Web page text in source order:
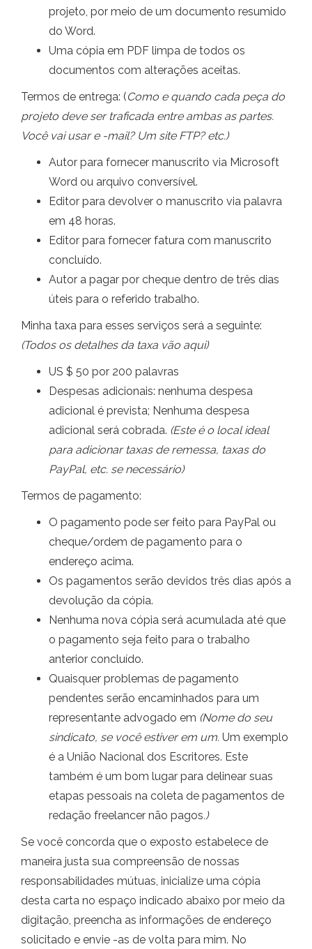
projeto, por meio de um documento resumido
do Word.
Uma cópia em PDF limpa de todos os
documentos com alterações aceitas.
Termos de entrega: (Como e quando cada peça do
projeto deve ser traficada entre ambas as partes.
Você vai usar e -mail? Um site FTP? etc.)
Autor para fornecer manuscrito via Microsoft
Word ou arquivo conversível.
Editor para devolver o manuscrito via palavra
em 48 horas.
Editor para fornecer fatura com manuscrito
concluído.
Autor a pagar por cheque dentro de três dias
úteis para o referido trabalho.
Minha taxa para esses serviços será a seguinte:
(Todos os detalhes da taxa vão aqui)
US $ 50 por 200 palavras
Despesas adicionais: nenhuma despesa
adicional é prevista; Nenhuma despesa
adicional será cobrada. (Este é o local ideal
para adicionar taxas de remessa, taxas do
PayPal, etc. se necessário)
Termos de pagamento:
O pagamento pode ser feito para PayPal ou
cheque/ordem de pagamento para o
endereço acima.
Os pagamentos serão devidos três dias após a
devolução da cópia.
Nenhuma nova cópia será acumulada até que
o pagamento seja feito para o trabalho
anterior concluído.
Quaisquer problemas de pagamento
pendentes serão encaminhados para um
representante advogado em (Nome do seu
sindicato, se você estiver em um. Um exemplo
é a União Nacional dos Escritores. Este
também é um bom lugar para delinear suas
etapas pessoais na coleta de pagamentos de
redação freelancer não pagos.)
Se você concorda que o exposto estabelece de
maneira justa sua compreensão de nossas
responsabilidades mútuas, inicialize uma cópia
desta carta no espaço indicado abaixo por meio da
digitação, preencha as informações de endereço
solicitado e envie -as de volta para mim. No